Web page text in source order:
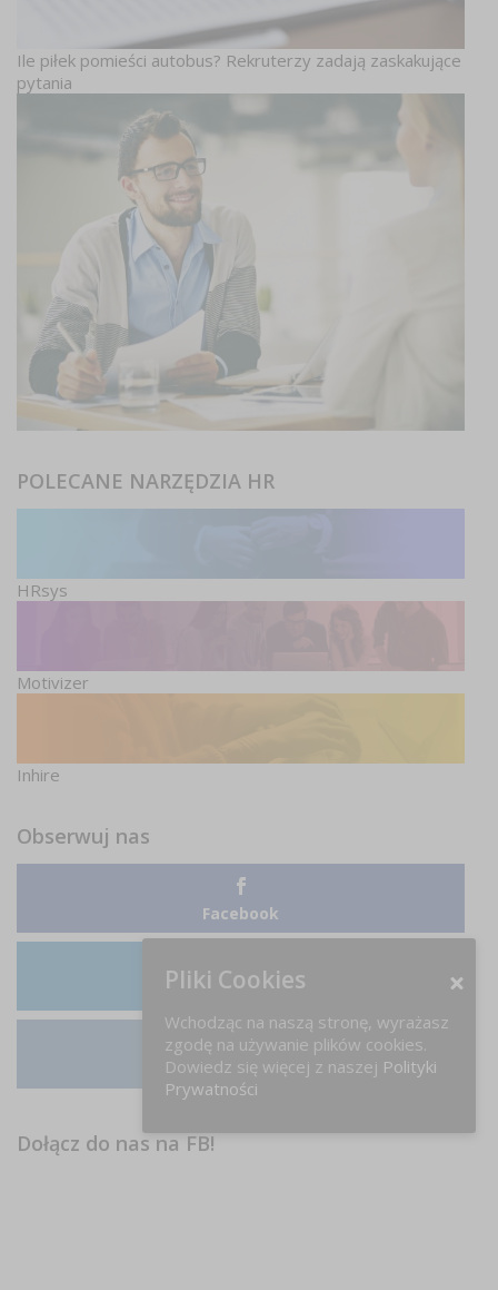
Ile piłek pomieści autobus? Rekruterzy zadają zaskakujące
pytania
POLECANE NARZĘDZIA HR
HRsys
Motivizer
Inhire
Obserwuj nas
Facebook
LinkedIn
Instagram
Dołącz do nas na FB!
Pliki Cookies
Wchodząc na naszą stronę, wyrażasz
zgodę na używanie plików cookies.
Dowiedz się więcej z naszej Polityki
Prywatności